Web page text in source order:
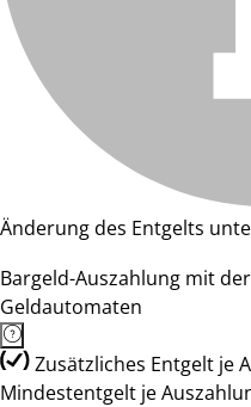
Änderung des Entgelts
Bargeld-Auszahlung mit
Geldautomaten
Zusätzliches Entgelt je
Mindestentgelt je